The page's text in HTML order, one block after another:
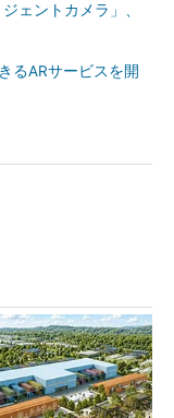
ェントカメラ」、
るARサービスを開